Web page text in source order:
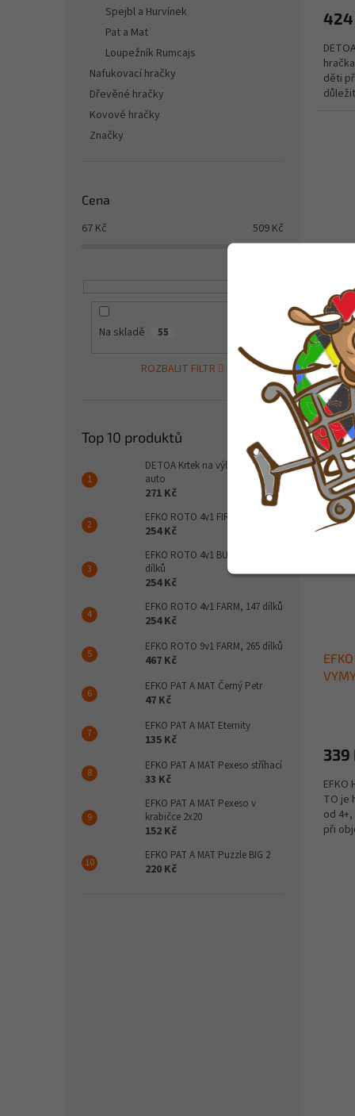
Spejbl a Hurvínek
Pat a Mat
Loupežník Rumcajs
Nafukovací hračky
Dřevěné hračky
Kovové hračky
Značky
Cena
67 Kč 509 Kč
Na skladě 55
ROZBALIT FILTR
Top 10 produktů
DETOA Krtek na výletě - růžové
auto
271 Kč
EFKO ROTO 4v1 FIRE, 198 dílků
254 Kč
EFKO ROTO 4v1 BUILD, 211
dílků
254 Kč
EFKO ROTO 4v1 FARM, 147 dílků
254 Kč
EFKO ROTO 9v1 FARM, 265 dílků
467 Kč
EFKO PAT A MAT Černý Petr
47 Kč
EFKO PAT A MAT Eternity
135 Kč
EFKO PAT A MAT Pexeso stříhací
33 Kč
EFKO PAT A MAT Pexeso v
krabičce 2x20
152 Kč
EFKO PAT A MAT Puzzle BIG 2
220 Kč
424
děti
365
pro
339
EFKO
TO je
od
při